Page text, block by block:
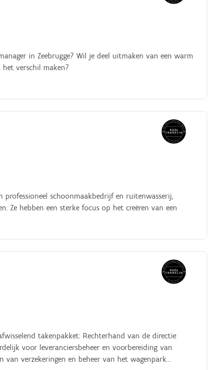
in Zeebrugge? Wil je deel uitmaken van een warm
verschil maken?
schoonmaakbedrijf en ruitenwasserij,
Ze hebben een sterke focus op het creëren van een
takenpakket: Rechterhand van de directie
voor leveranciersbeheer en voorbereiding van
verzekeringen en beheer van het wagenpark